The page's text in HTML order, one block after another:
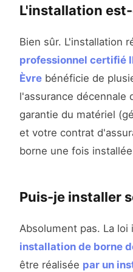
L'installation
Bien sûr. L'installation
professionnel certifié
Èvre bénéficie de
l'assurance décennale
garantie du matériel
et votre contrat
borne une fois
Puis-je installer
Absolument pas. La loi
installation de borne
être réalisée par un